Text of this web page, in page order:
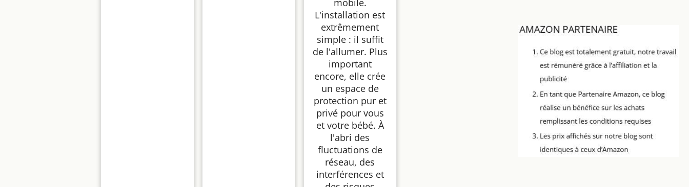
mobile.
L'installation est
extrêmement
simple : il suffit
de l'allumer. Plus
important
encore, elle crée
un espace de
protection pur et
privé pour vous
et votre bébé. À
l'abri des
fluctuations de
réseau, des
interférences et